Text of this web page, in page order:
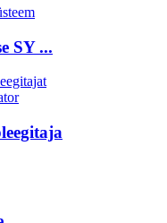
SY ...